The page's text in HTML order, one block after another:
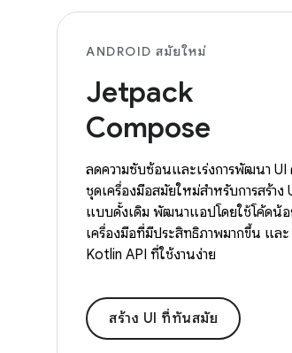
ANDROID สมัยใหม่
Jetpack
Compose
ลดความซับซ้อนและเร่งการพัฒนา UI
ชุดเครื่องมือสมัยใหม่สำหรับการสร้าง
แบบดั้งเดิม พัฒนาแอปโดยใช้โค้ดน้อ
เครื่องมือที่มีประสิทธิภาพมากขึ้น และ
Kotlin API ที่ใช้งานง่าย
สร้าง UI ที่ทันสมัย